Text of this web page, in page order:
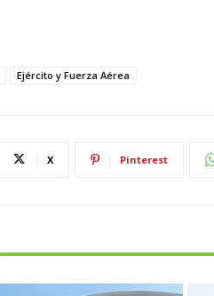
Ejército y Fuerza Aérea
X Pinterest